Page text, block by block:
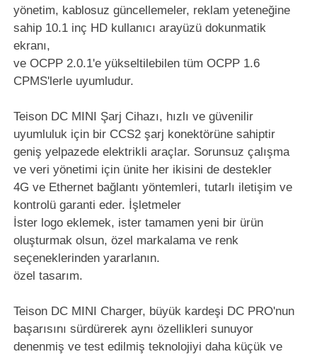
yönetim, kablosuz güncellemeler, reklam yeteneğine
sahip 10.1 inç HD kullanıcı arayüzü dokunmatik
ekranı,
ve OCPP 2.0.1'e yükseltilebilen tüm OCPP 1.6
CPMS'lerle uyumludur.
Teison DC MINI Şarj Cihazı, hızlı ve güvenilir
uyumluluk için bir CCS2 şarj konektörüne sahiptir
geniş yelpazede elektrikli araçlar. Sorunsuz çalışma
ve veri yönetimi için ünite her ikisini de destekler
4G ve Ethernet bağlantı yöntemleri, tutarlı iletişim ve
kontrolü garanti eder. İşletmeler
İster logo eklemek, ister tamamen yeni bir ürün
oluşturmak olsun, özel markalama ve renk
seçeneklerinden yararlanın.
özel tasarım.
Teison DC MINI Charger, büyük kardeşi DC PRO'nun
başarısını sürdürerek aynı özellikleri sunuyor
denenmiş ve test edilmiş teknolojiyi daha küçük ve